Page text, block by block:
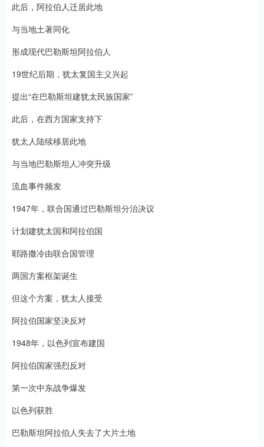
此后，阿拉伯人迁居此地
与当地土著同化
形成现代巴勒斯坦阿拉伯人
19世纪后期，犹太复国主义兴起
提出“在巴勒斯坦建犹太民族国家”
此后，在西方国家支持下
犹太人陆续移居此地
与当地巴勒斯坦人冲突升级
流血事件频发
1947年，联合国通过巴勒斯坦分治决议
计划建犹太国和阿拉伯国
耶路撒冷由联合国管理
两国方案框架诞生
但这个方案，犹太人接受
阿拉伯国家坚决反对
1948年，以色列宣布建国
阿拉伯国家强烈反对
第一次中东战争爆发
以色列获胜
巴勒斯坦阿拉伯人失去了大片土地